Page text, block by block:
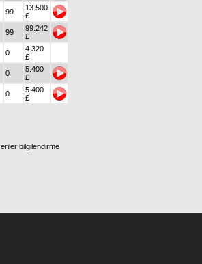
99
13.500
£
99
99.242
£
0
4.320
£
0
5.400
£
0
5.400
£
bilgilendirme